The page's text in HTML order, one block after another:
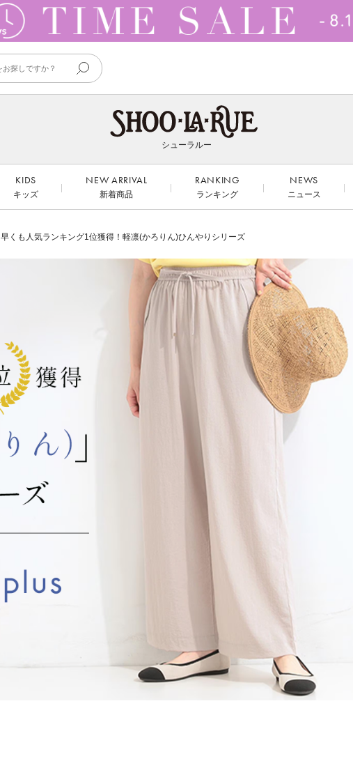
シューラルー
KIDS
キッズ
NEW ARRIVAL
新着商品
RANKING
ランキング
NEWS
ニュース
早くも人気ランキング1位獲得！軽凛(かろりん)ひんやりシリーズ